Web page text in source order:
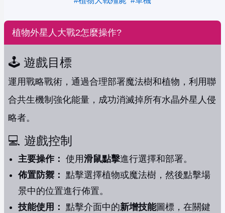
植物外星人大戰2怎麼操作?
🕹️ 遊戲目標
運用戰略戰術，通過合理部署魔法樹和植物，利用聯
合共生機制強化能量，成功消滅掉所有水晶外星人侵
略者。
💻 遊戲控制
主要操作： 使用滑鼠點擊進行選擇和部署。
佈置防禦： 點擊選擇植物或魔法樹，然後點擊場
景中的位置進行佈置。
技能使用： 點擊介面中的新增技能圖標，在關鍵